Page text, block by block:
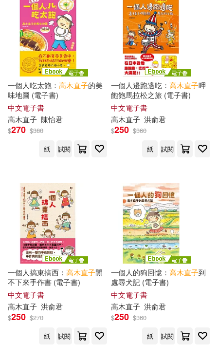
一個人吃太飽： 高木直子的美
味地圖 (電子書)
中文電子書
高木直子 陳怡君
$270 $380
紙
試閱
一個人邊跑邊吃： 高木直子呷
飽飽馬拉松之旅 (電子書)
中文電子書
高木直子 洪俞君
$250 $360
紙
試閱
一個人搞東搞西： 高木直子閒
不下來手作書 (電子書)
中文電子書
高木直子 洪俞君
$250 $270
紙
試閱
一個人的狗回憶： 高木直子到
處尋犬記 (電子書)
中文電子書
高木直子 洪俞君
$250 $360
紙
試閱